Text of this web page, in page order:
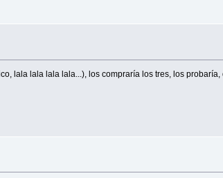
lala lala lala lala...), los compraría los tres, los